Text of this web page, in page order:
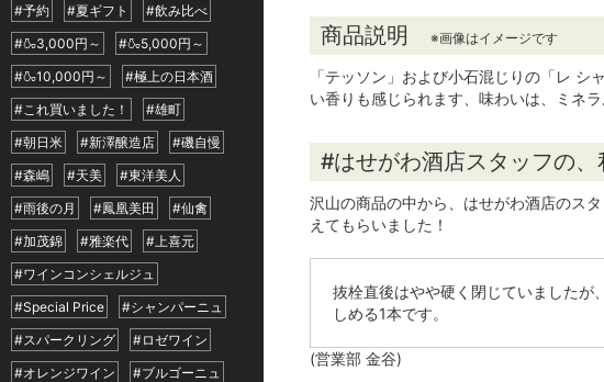
#予約
#夏ギフト
#飲み比べ
#🍶3,000円～
#🍶5,000円～
#🍶10,000円～
#極上の日本酒
#これ買いました！
#雄町
#朝日米
#新澤醸造店
#磯自慢
#森嶋
#天美
#東洋美人
#雨後の月
#鳳凰美田
#仙禽
#加茂錦
#雅楽代
#上喜元
#ワインコンシェルジュ
#Special Price
#シャンパーニュ
#スパークリング
#ロゼワイン
#オレンジワイン
#ブルゴーニュ
商品説明 ※画像はイメージです
「テッソン」および小石混じりの「レ
い香りも感じられます、味わいは、ミネ
#はせがわ酒店スタッフの、
沢山の商品の中から、はせがわ酒店のス
えてもらいました！
抜栓直後はやや硬く閉じていましたが
しめる1本です。
(営業部 金谷)